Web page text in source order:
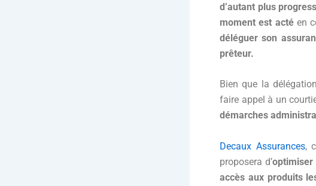
d’autant plus
moment est actéen
déléguer son
prêteur.
Bien que la
faire appel à un
démarches
Decaux Assurances,
proposera d’optimiser
accès aux produits